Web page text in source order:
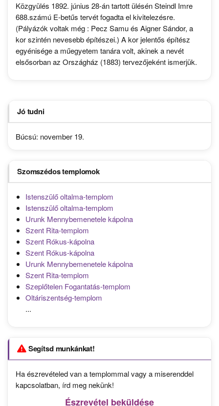
Segítsd munkánkat!
Ha észrevételed van a templommal vagy a miserenddel
kapcsolatban, írd meg nekünk!
Észrevétel beküldése
Közgyülés 1892. június 28-án tartott ülésén Steindl Imre
688.számú E-betűs tervét fogadta el kivitelezésre.
(Pályázók voltak még : Pecz Samu és Aigner Sándor, a
kor szintén nevesebb építészei.) A kor jelentős építész
egyénisége a műegyetem tanára volt, akinek a nevét
elsősorban az Országház (1883) tervezőjeként ismerjük.
Jó tudni
Búcsú: november 19.
Szomszédos templomok
Istenszülő oltalma-templom
Istenszülő oltalma-templom
Urunk Mennybemenetele kápolna
Szent Rita-templom
Szent Rókus-kápolna
Szent Rókus-kápolna
Urunk Mennybemenetele kápolna
Szent Rita-templom
Szeplőtelen Fogantatás-templom
Oltáriszentség-templom
...